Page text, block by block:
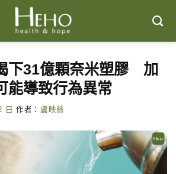
下31億顆奈米塑膠 加
能導致行為異常
日 作者： 盧映慈